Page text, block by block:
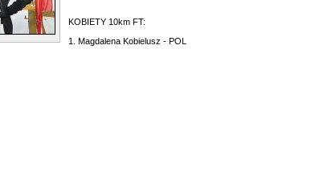
KOBIETY 10km FT:
1. Magdalena Kobielusz - POL